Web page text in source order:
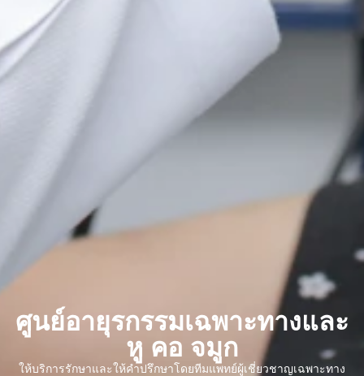
ศูนย์อายุรกรรมเฉพาะทางและ
หู คอ จมูก
ให้บริการรักษาและให้คำปรึกษาโดยทีมแพทย์ผู้เชี่ยวชาญเฉพาะทาง